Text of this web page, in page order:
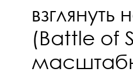
(Battle of